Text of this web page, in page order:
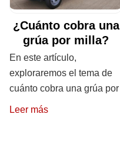
¿Cuánto cobra una
grúa por milla?
En este artículo,
exploraremos el tema de
cuánto cobra una grúa por
Leer más